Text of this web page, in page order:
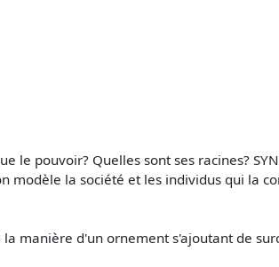
le pouvoir? Quelles sont ses racines?
modèle la société et les individus qui la
manière d'un ornement s'ajoutant de